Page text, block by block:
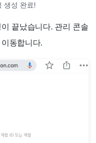
생성 완료!
끝났습니다. 관리 콘솔
동합니다.